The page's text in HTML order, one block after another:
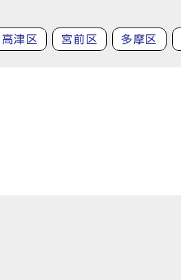
高津区 宮前区 多摩区